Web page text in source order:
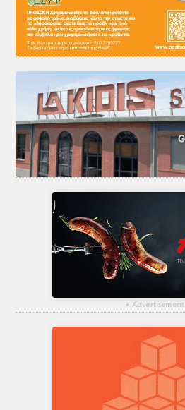
▴ Advertisement